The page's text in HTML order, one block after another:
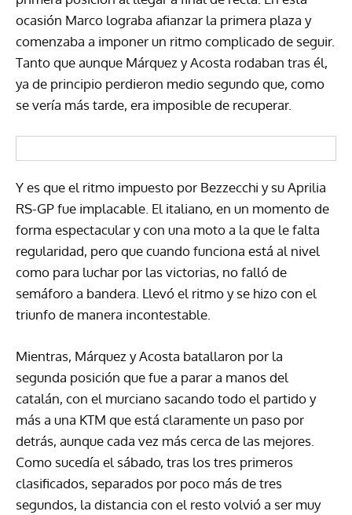
ocasión Marco lograba afianzar la primera plaza y
comenzaba a imponer un ritmo complicado de seguir.
Tanto que aunque Márquez y Acosta rodaban tras él,
ya de principio perdieron medio segundo que, como
se vería más tarde, era imposible de recuperar.
Y es que el ritmo impuesto por Bezzecchi y su Aprilia
RS-GP fue implacable. El italiano, en un momento de
forma espectacular y con una moto a la que le falta
regularidad, pero que cuando funciona está al nivel
como para luchar por las victorias, no falló de
semáforo a bandera. Llevó el ritmo y se hizo con el
triunfo de manera incontestable.
Mientras, Márquez y Acosta batallaron por la
segunda posición que fue a parar a manos del
catalán, con el murciano sacando todo el partido y
más a una KTM que está claramente un paso por
detrás, aunque cada vez más cerca de las mejores.
Como sucedía el sábado, tras los tres primeros
clasificados, separados por poco más de tres
segundos, la distancia con el resto volvió a ser muy